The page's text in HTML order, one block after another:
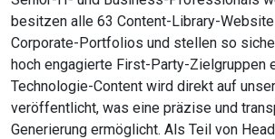
besitzen alle 63 Content-Library-
Corporate-Portfolios und stellen so
hoch engagierte First-Party-Zielgruppen
Technologie-Content wird direkt auf
veröffentlicht, was eine präzise und
Generierung ermöglicht. Als Teil von